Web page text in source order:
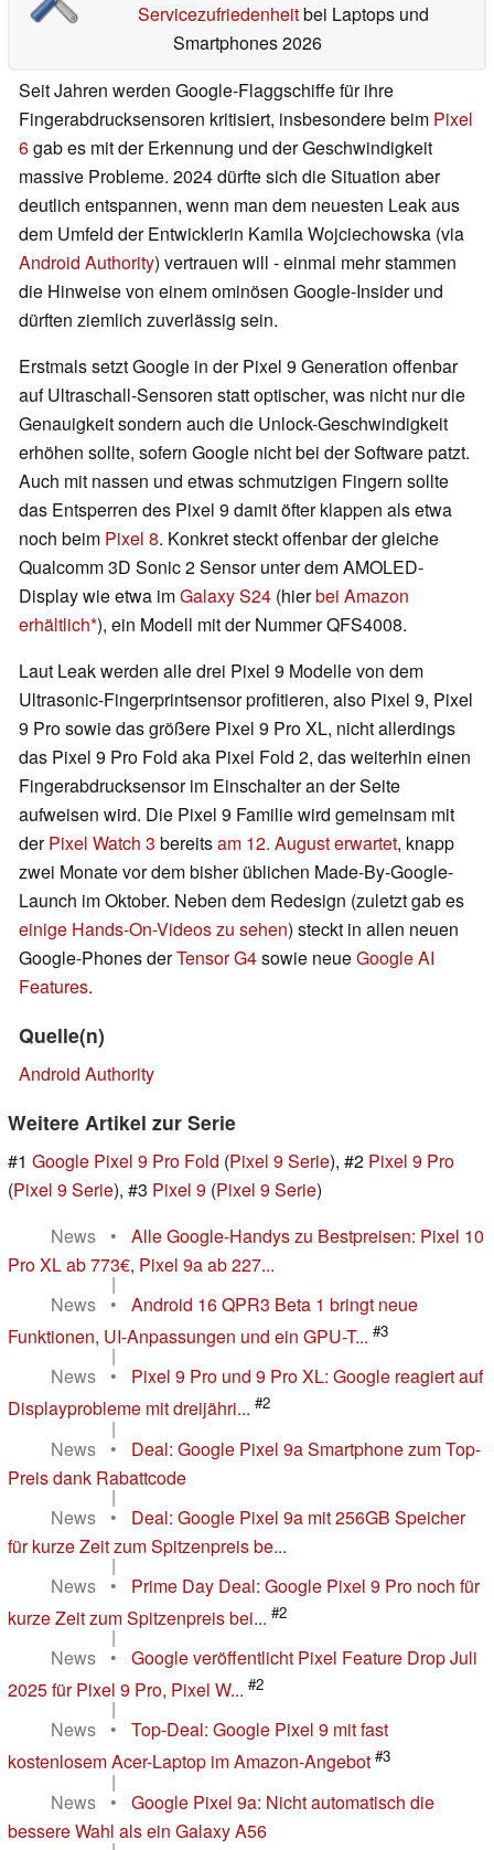
Servicezufriedenheitbei Laptops und
Smartphones 2026
Seit Jahren werden Google-Flaggschiffe für ihre
Fingerabdrucksensoren kritisiert, insbesondere beim Pixel
6gab es mit der Erkennung und der Geschwindigkeit
massive Probleme. 2024 dürfte sich die Situation aber
deutlich entspannen, wenn man dem neuesten Leak aus
dem Umfeld der Entwicklerin Kamila Wojciechowska (via
Android Authority) vertrauen will - einmal mehr stammen
die Hinweise von einem ominösen Google-Insider und
dürften ziemlich zuverlässig sein.
Erstmals setzt Google in der Pixel 9 Generation offenbar
auf Ultraschall-Sensoren statt optischer, was nicht nur die
Genauigkeit sondern auch die Unlock-Geschwindigkeit
erhöhen sollte, sofern Google nicht bei der Software patzt.
Auch mit nassen und etwas schmutzigen Fingern sollte
das Entsperren des Pixel 9 damit öfter klappen als etwa
noch beim Pixel 8. Konkret steckt offenbar der gleiche
Qualcomm 3D Sonic 2 Sensor unter dem AMOLED-
Display wie etwa imGalaxy S24 (hierbei Amazon
erhältlich ), ein Modell mit der Nummer QFS4008.
Laut Leak werden alle drei Pixel 9 Modelle von dem
Ultrasonic-Fingerprintsensor profitieren, also Pixel 9, Pixel
9 Pro sowie das größere Pixel 9 Pro XL, nicht allerdings
das Pixel 9 Pro Fold aka Pixel Fold 2, das weiterhin einen
Fingerabdrucksensor im Einschalter an der Seite
aufweisen wird. Die Pixel 9 Familie wird gemeinsam mit
derPixel Watch 3 bereitsam 12. August erwartet, knapp
zwei Monate vor dem bisher üblichen Made-By-Google-
Launch im Oktober. Neben dem Redesign (zuletzt gab es
einige Hands-On-Videos zu sehen) steckt in allen neuen
Google-Phones derTensor G4sowie neueGoogle AI
Features.
Quelle(n)
Android Authority
Weitere Artikel zur Serie
#1 Google Pixel 9 Pro Fold (Pixel 9 Serie), #2 Pixel 9 Pro
(Pixel 9 Serie), #3 Pixel 9 (Pixel 9 Serie)
News
•
Alle Google-Handys zu Bestpreisen: Pixel 10
Pro XL ab 773€, Pixel 9a ab 227...
|
News
•
Android 16 QPR3 Beta 1 bringt neue
Funktionen, UI-Anpassungen und ein GPU-T... #3
|
News
•
Pixel 9 Pro und 9 Pro XL: Google reagiert auf
Displayprobleme mit dreijähri... #2
|
News
•
Deal: Google Pixel 9a Smartphone zum Top-
Preis dank Rabattcode
|
News
•
Deal: Google Pixel 9a mit 256GB Speicher
für kurze Zeit zum Spitzenpreis be...
|
News
•
Prime Day Deal: Google Pixel 9 Pro noch für
kurze Zeit zum Spitzenpreis bei... #2
|
News
•
Google veröffentlicht Pixel Feature Drop Juli
2025 für Pixel 9 Pro, Pixel W... #2
|
News
•
Top-Deal: Google Pixel 9 mit fast
kostenlosem Acer-Laptop im Amazon-Angebot #3
|
News
•
Google Pixel 9a: Nicht automatisch die
bessere Wahl als ein Galaxy A56